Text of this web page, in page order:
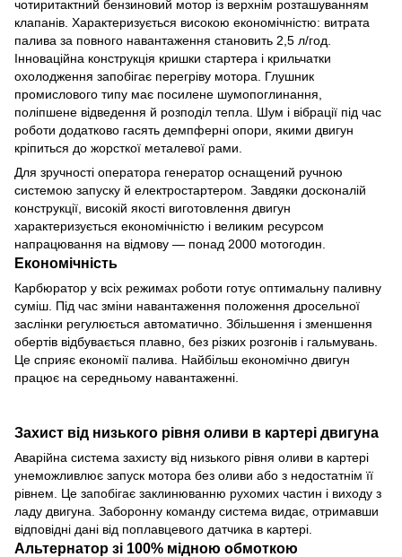
чотиритактний бензиновий мотор із верхнім розташуванням
клапанів. Характеризується високою економічністю: витрата
палива за повного навантаження становить 2,5 л/год.
Інноваційна конструкція кришки стартера і крильчатки
охолодження запобігає перегріву мотора. Глушник
промислового типу має посилене шумопоглинання,
поліпшене відведення й розподіл тепла. Шум і вібрації під час
роботи додатково гасять демпферні опори, якими двигун
кріпиться до жорсткої металевої рами.
Для зручності оператора генератор оснащений ручною
системою запуску й електростартером. Завдяки досконалій
конструкції, високій якості виготовлення двигун
характеризується економічністю і великим ресурсом
напрацювання на відмову — понад 2000 мотогодин.
Економічність
Карбюратор у всіх режимах роботи готує оптимальну паливну
суміш. Під час зміни навантаження положення дросельної
заслінки регулюється автоматично. Збільшення і зменшення
обертів відбувається плавно, без різких розгонів і гальмувань.
Це сприяє економії палива. Найбільш економічно двигун
працює на середньому навантаженні.
Захист від низького рівня оливи в картері двигуна
Аварійна система захисту від низького рівня оливи в картері
унеможливлює запуск мотора без оливи або з недостатнім її
рівнем. Це запобігає заклинюванню рухомих частин і виходу з
ладу двигуна. Заборонну команду система видає, отримавши
відповідні дані від поплавцевого датчика в картері.
Альтернатор зі 100% мідною обмоткою